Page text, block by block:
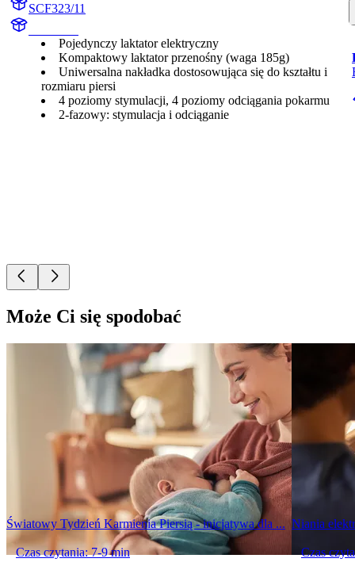
SCF323/11
Pojedynczy laktator elektryczny
Kompaktowy laktator przenośny (waga 185g)
Uniwersalna nakładka dostosowująca się do kształtu i
rozmiaru piersi
4 poziomy stymulacji, 4 poziomy odciągania pokarmu
2-fazowy: stymulacja i odciąganie
Może Ci się spodobać
Światowy Tydzień Karmienia Piersią - inicjatywa dla ...
Czas czytania: 7-9 min
Niania
Czas